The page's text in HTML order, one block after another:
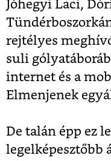
Jóhegyi Laci,
rejtélyes
suli
internet és a
Elmenjenek
De talán épp ez
legelképesztőbb